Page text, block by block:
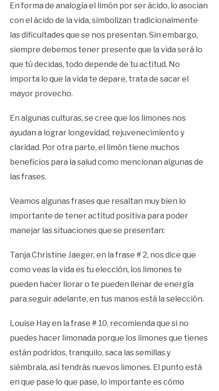
En forma de analogía el limón por ser ácido, lo asocian
con el ácido de la vida, simbolizan tradicionalmente
las dificultades que se nos presentan. Sin embargo,
siempre debemos tener presente que la vida será lo
que tú decidas, todo depende de tu actitud. No
importa lo que la vida te depare, trata de sacar el
mayor provecho.
En algunas culturas, se cree que los limones nos
ayudan a lograr longevidad, rejuvenecimiento y
claridad. Por otra parte, el limón tiene muchos
beneficios para la salud como mencionan algunas de
las frases.
Veamos algunas frases que resaltan muy bien lo
importante de tener actitud positiva para poder
manejar las situaciones que se presentan:
Tanja Christine Jaeger, en la frase # 2, nos dice que
como veas la vida es tu elección, los limones te
pueden hacer llorar o te pueden llenar de energía
para seguir adelante, en tus manos está la selección.
Louise Hay en la frase # 10, recomienda que si no
puedes hacer limonada porque los limones que tienes
están podridos, tranquilo, saca las semillas y
siémbrala, así tendrás nuevos limones. El punto está
en que pase lo que pase, lo importante es cómo